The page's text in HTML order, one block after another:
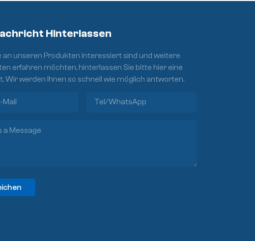
Hinterlassen
an unseren Produkten interessiert sind und weitere
erfahren möchten, hinterlassen Sie bitte hier eine
Wir werden Ihnen so schnell wie möglich antworten.